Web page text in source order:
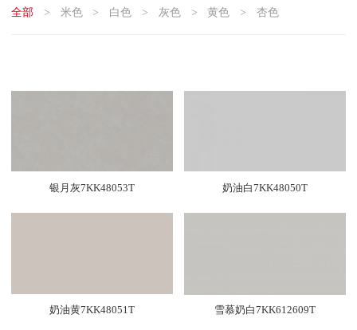
全部 米色 白色 灰色 黄色 杏色
银月灰7KK48053T 奶油白7KK48050T
奶油黄7KK48051T 雪慕奶白7KK612609T